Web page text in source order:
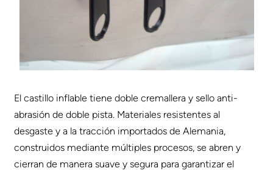
El castillo inflable tiene doble cremallera y sello anti-
abrasión de doble pista. Materiales resistentes al
desgaste y a la tracción importados de Alemania,
construidos mediante múltiples procesos, se abren y
cierran de manera suave y segura para garantizar el